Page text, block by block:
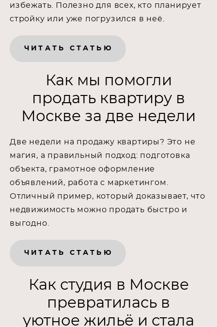
избежать. Полезно для всех, кто планирует
стройку или уже погрузился в неё.
ЧИТАТЬ СТАТЬЮ
Как мы помогли
продать квартиру в
Москве за две недели
Две недели на продажу квартиры? Это не
магия, а правильный подход: подготовка
объекта, грамотное оформление
объявлений, работа с маркетингом.
Отличный пример, который доказывает, что
недвижимость можно продать быстро и
выгодно.
ЧИТАТЬ СТАТЬЮ
Как студия в Москве
превратилась в
уютное жильё и стала